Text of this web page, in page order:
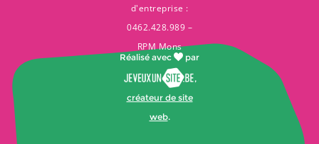
d'entreprise :
0462.428.989 –
RPM Mons
Réalisé avec par
,
créateur de site
web.